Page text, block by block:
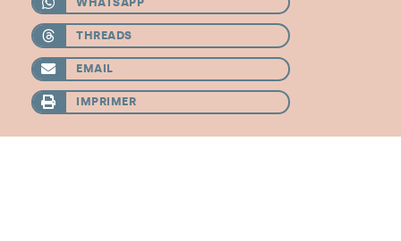
THREADS
EMAIL
IMPRIMER